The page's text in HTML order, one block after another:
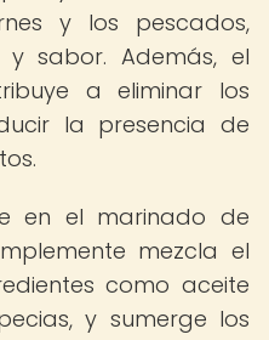
y los pescados,
sabor. Además, el
a eliminar los
la presencia de
en el marinado de
mezcla el
como aceite
y sumerge los